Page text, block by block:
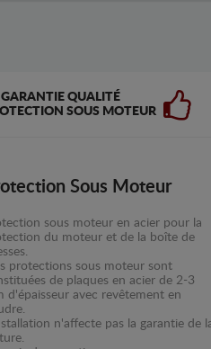
GARANTIE QUALITÉ
SOUS MOTEUR
Sous Moteur
sous moteur en acier pour la
du moteur et de la boîte de
protections sous moteur sont
de plaques en acier de 2-3
d'épaisseur avec revêtement en
n'affecte pas la garantie de